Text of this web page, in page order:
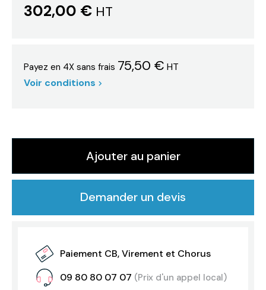
302,00 €HT
Payez en 4X sans frais 75,50 € HT
Voir conditions
Ajouter au panier
Demander un devis
Paiement CB, Virement et Chorus
09 80 80 07 07 (Prix d'un appel local)